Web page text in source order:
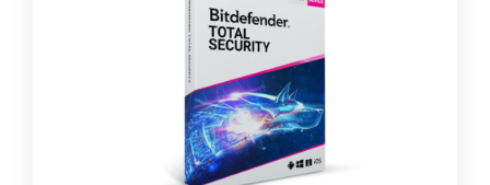
weitere Informationen
Weiterführende Links - Start 10 | Windows
Fragen zum Artikel?
Weitere Artikel von Stardock Corporation